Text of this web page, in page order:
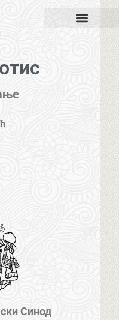
Синод